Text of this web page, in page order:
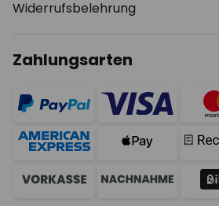
Widerrufsbelehrung
Zahlungsarten